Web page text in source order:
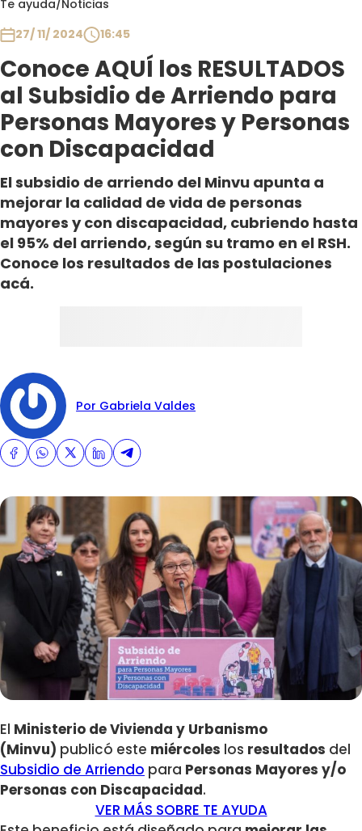
Te ayuda/Noticias
27/ 11/ 2024
16:45
Conoce AQUÍ los RESULTADOS
al Subsidio de Arriendo para
Personas Mayores y Personas
con Discapacidad
El subsidio de arriendo del Minvu apunta a
mejorar la calidad de vida de personas
mayores y con discapacidad, cubriendo hasta
el 95% del arriendo, según su tramo en el RSH.
Conoce los resultados de las postulaciones
acá.
Por Gabriela Valdes
El Ministerio de Vivienda y Urbanismo
(Minvu) publicó este miércoles los resultados del
Subsidio de Arriendo para Personas Mayores y/o
Personas con Discapacidad.
VER MÁS SOBRE TE AYUDA
Club De La Comedia
Contigo en Directo
Plan Perfecto
El Tiempo
Sabingo
Todos Los Programas